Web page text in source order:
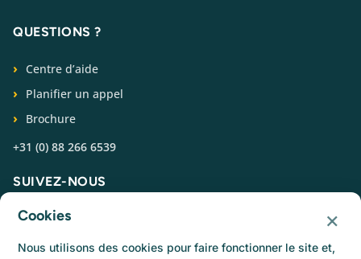
QUESTIONS ?
Centre d’aide
Planifier un appel
Brochure
+31 (0) 88 266 6539
SUIVEZ-NOUS
Cookies ×
Nous utilisons des cookies pour faire fonctionner le site et,